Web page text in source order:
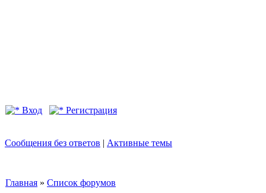
Вход Регистрация
Сообщения без ответов | Активные темы
Главная » Список форумов